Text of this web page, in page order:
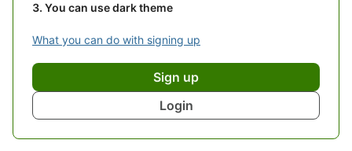
You can use dark theme
What you can do with signing up
Sign up
Login